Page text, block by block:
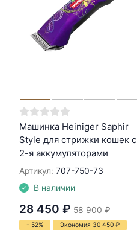
Машинка Heiniger Saphir
Style для стрижки кошек с
2-я аккумуляторами
Артикул: 707-750-73
В наличии
28 450 ₽ 58 900 ₽
- 52% Экономия 30 450 ₽